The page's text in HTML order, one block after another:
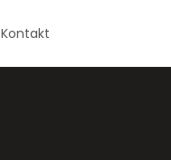
Kontakt